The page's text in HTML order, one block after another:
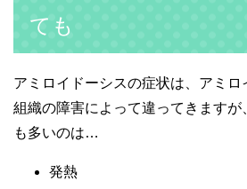
ても
アミロイドーシスの症状は、アミ
組織の障害によって違ってきます
も多いのは…
発熱